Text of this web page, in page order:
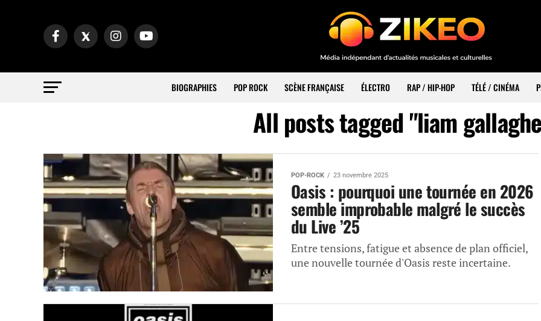
BIOGRAPHIES POP ROCK SCÈNE FRANÇAISE ÉLECTRO RAP / HIP-HOP TÉLÉ / CINÉMA
All posts tagged "liam
POP-ROCK 23 novembre 2025
Oasis : pourquoi une tournée en 2026
semble improbable malgré le succès
du Live ’25
Entre tensions, fatigue et absence de plan officiel,
une nouvelle tournée d'Oasis reste incertaine.